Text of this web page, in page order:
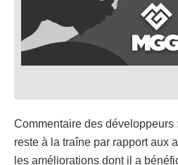
Commentaire des développeurs
reste à la traîne par rapport aux
les améliorations dont il a